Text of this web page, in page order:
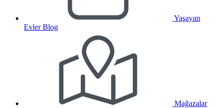
Yaşayan
Evler Blog
Mağazalar